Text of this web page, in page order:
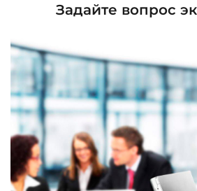
Задайте вопрос